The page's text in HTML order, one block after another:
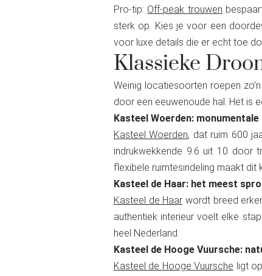
Pro-tip: Off-peak trouwen
sterk op. Kies je voor een
voor luxe details die er echt toe
Klassieke
Weinig locatiesoorten roepen
door een eeuwenoude hal. Het is
Kasteel Woerden: monumentale
Kasteel Woerden, dat ruim 600
indrukwekkende 9.6 uit 10 door
flexibele ruimtesindeling maakt
Kasteel de Haar: het meest
Kasteel de Haar wordt breed
authentiek interieur voelt elke
heel Nederland.
Kasteel de Hooge Vuursche:
Kasteel de Hooge Vuursche ligt